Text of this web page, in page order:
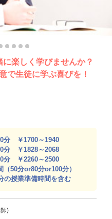
楽しく学びませんか？
で生徒に学ぶ喜びを！
分 ￥1700～1940
分 ￥1828～2068
分 ￥2260～2500
50分or80分or100分）
の授業準備時間を含む
)